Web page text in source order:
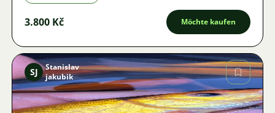
3.800 Kč Möchte kaufen
SJ
Stanislav
jakubik